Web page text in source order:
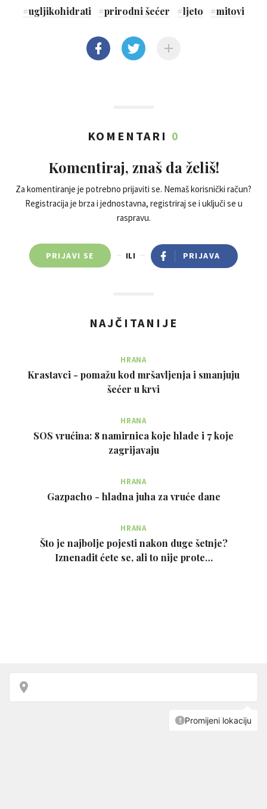
#ugljikohidrati #prirodni šećer #ljeto #mitovi
KOMENTARI 0
Komentiraj, znaš da želiš!
Za komentiranje je potrebno prijaviti se. Nemaš korisnički račun?
Registracija je brza i jednostavna, registriraj se i uključi se u
raspravu.
PRIJAVI SE ILI PRIJAVA
NAJČITANIJE
HRANA
Krastavci - pomažu kod mršavljenja i smanjuju
šećer u krvi
HRANA
SOS vrućina: 8 namirnica koje hlade i 7 koje
zagrijavaju
HRANA
Gazpacho - hladna juha za vruće dane
HRANA
Što je najbolje pojesti nakon duge šetnje?
Iznenadit ćete se, ali to nije prote…